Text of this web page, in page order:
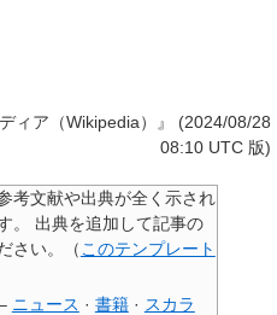
ィア（Wikipedia）』 (2024/08/28
08:10 UTC 版)
考文献や出典が全く示され
。
出典を追加して記事の
さい。
（ このテンプレート
ニュース · 書籍 · スカラ